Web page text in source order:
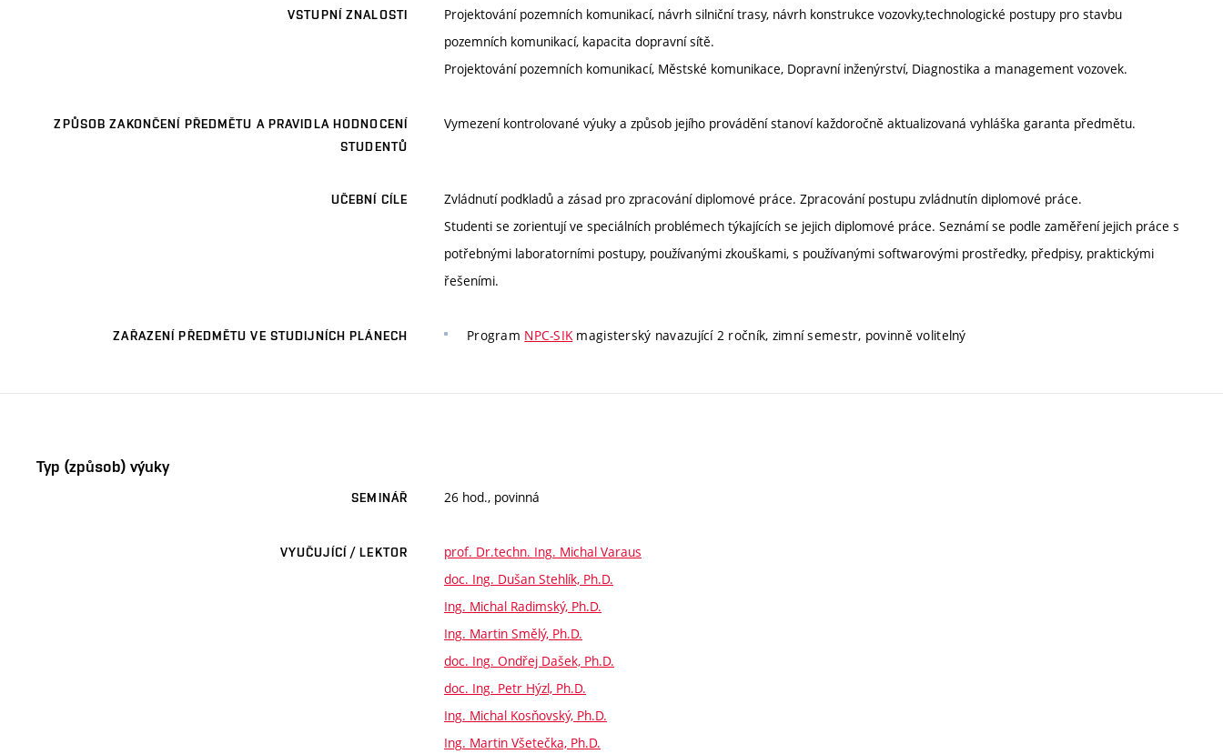
VSTUPNÍ ZNALOSTI
Projektování pozemních komunikací, návrh silniční trasy, návrh konstrukce vozovky,technologické postupy pro stavbu
pozemních komunikací, kapacita dopravní sítě.
Projektování pozemních komunikací, Městské komunikace, Dopravní inženýrství, Diagnostika a management vozovek.
ZPŮSOB ZAKONČENÍ PŘEDMĚTU A PRAVIDLA HODNOCENÍ
STUDENTŮ
Vymezení kontrolované výuky a způsob jejího provádění stanoví každoročně aktualizovaná vyhláška garanta předmětu.
UČEBNÍ CÍLE
Zvládnutí podkladů a zásad pro zpracování diplomové práce. Zpracování postupu zvládnutín diplomové práce.
Studenti se zorientují ve speciálních problémech týkajících se jejich diplomové práce. Seznámí se podle zaměření jejich práce s
potřebnými laboratorními postupy, používanými zkouškami, s používanými softwarovými prostředky, předpisy, praktickými
řešeními.
ZAŘAZENÍ PŘEDMĚTU VE STUDIJNÍCH PLÁNECH Program NPC-SIKmagisterský navazující 2 ročník, zimní semestr, povinně volitelný
Typ (způsob) výuky
SEMINÁŘ 26 hod., povinná
VYUČUJÍCÍ / LEKTOR
prof. Dr.techn. Ing. Michal Varaus
doc. Ing. Dušan Stehlík, Ph.D.
Ing. Michal Radimský, Ph.D.
Ing. Martin Smělý, Ph.D.
doc. Ing. Ondřej Dašek, Ph.D.
doc. Ing. Petr Hýzl, Ph.D.
Ing. Michal Kosňovský, Ph.D.
Ing. Martin Všetečka, Ph.D.